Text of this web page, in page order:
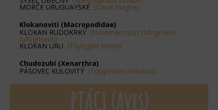
MORČE URUGUAYSKÉ (Cavia magna)
Klokanovití (Macropodidae)
KLOKAN RUDOKRKÝ (Notamacropus rufogriseus
rufogriseus)
KLOKAN URU (Thylogale brunii)
Chudozubí (Xenarthra)
PÁSOVEC KULOVITÝ (Tolypeutes matacus)
PTÁCI (Aves)